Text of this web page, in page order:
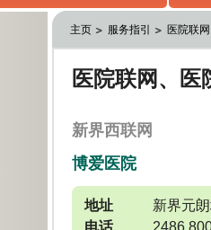
主页 服务指引 医院联